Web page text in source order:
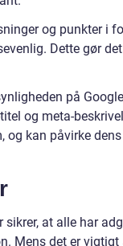
og punkter i
Dette gør
på
og meta-
og kan påvirke dens
at alle har
Mens det er